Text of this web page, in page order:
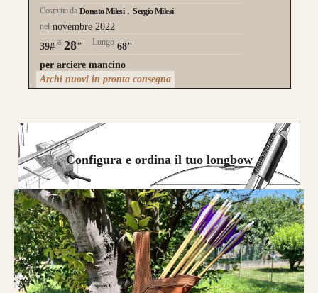
Costruito da Donato Milesi
Sergio Milesi
nel novembre 2022
39# a 28" Lungo 68"
per arciere mancino
Archi nuovi in pronta consegna
Configura e ordina il tuo longbow